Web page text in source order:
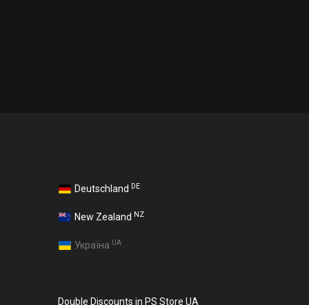
Deutschland DE
New Zealand NZ
Україна UA
Double Discounts in PS Store UA